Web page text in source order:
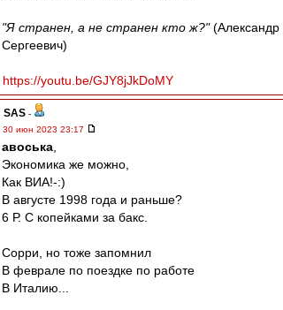
"Я странен, а не странен кто ж?"(Александр
Сергеевич)
https://youtu.be/GJY8jJkDoMY
SAS -
30 июн 2023 23:17
авоська
Экономика же можно,
Как ВИА!-:)
В августе 1998 года и раньше?
6 Р. С копейками за бакс.
Сорри, но тоже запомнил
В феврале по поездке по работе
В Италию...